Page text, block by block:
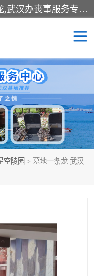
湖北殡仪一条龙,武汉殡葬一条龙,武汉办丧事服务专理红白佛事、病人临终关怀、医院或家中老人去世穿寿衣、灵车遗体接运、殡仪馆告别厅预约、办理火葬场手续、民俗丧事策划、遗体告别仪式、民俗礼仪服务、殡葬礼仪策划、陵园墓位导购、寺庙塔位择吉、往生功德策划、民俗功德策划、异地殡葬礼仪服务、异地骨灰接送返乡
空陵园 > 墓地一条龙 武汉
一条龙服务
湖湿地公园
净土陵园
峰人文纪念园